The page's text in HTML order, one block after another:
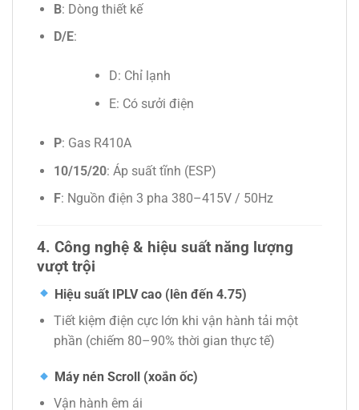
B: Dòng thiết kế
D/E:
D: Chỉ lạnh
E: Có sưởi điện
P: Gas R410A
10/15/20: Áp suất tĩnh (ESP)
F: Nguồn điện 3 pha 380–415V / 50Hz
4. Công nghệ & hiệu suất năng lượng
vượt trội
Hiệu suất IPLV cao (lên đến 4.75)
Tiết kiệm điện cực lớn khi vận hành tải một
phần (chiếm 80–90% thời gian thực tế)
Máy nén Scroll (xoắn ốc)
Vận hành êm ái